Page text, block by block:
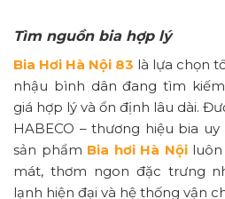
Tìm nguồn bia hợp lý
Bia Hơi Hà Nội 83 là lựa chọn
nhậu bình dân đang tìm
giá hợp lý và ổn định lâu dài.
HABECO – thương hiệu bia
sản phẩm Bia hơi Hà Nộiluôn
mát, thơm ngon đặc trưng
lạnh hiện đại và hệ thống vận